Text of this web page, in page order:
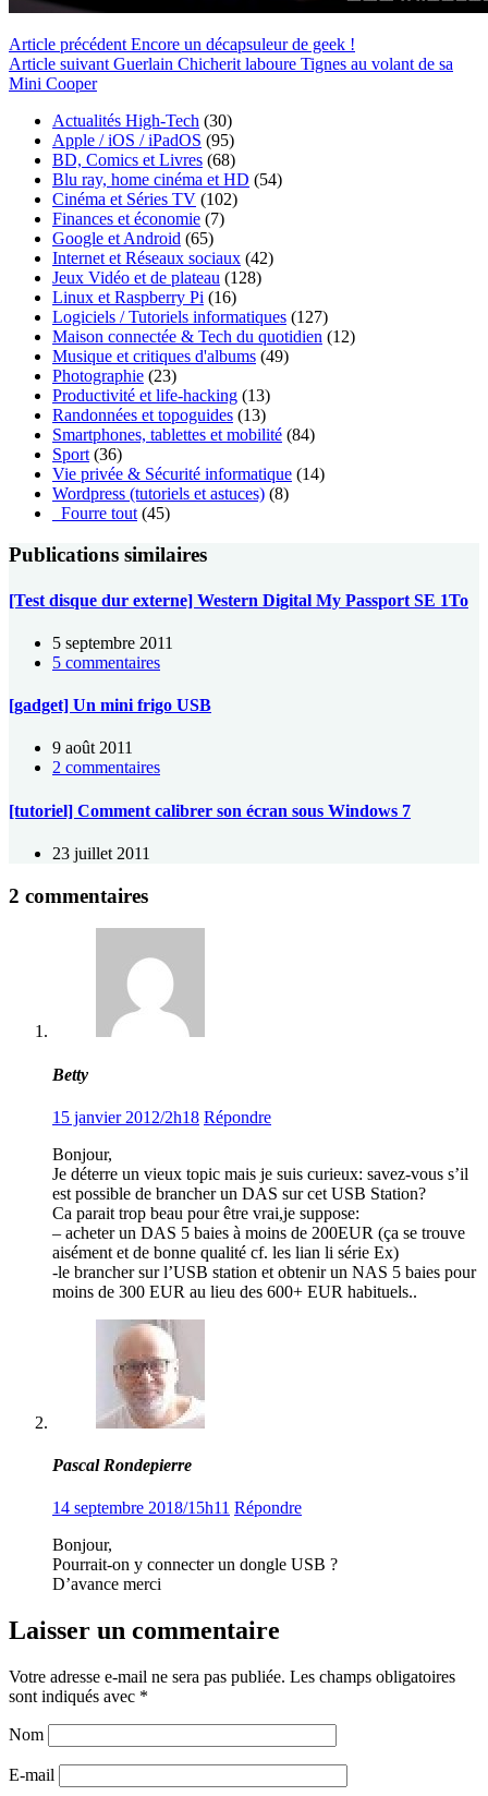
Article précédent Encore un décapsuleur de geek !
Article suivant Guerlain Chicherit laboure Tignes au volant de sa
Mini Cooper
Actualités High-Tech (30)
Apple / iOS / iPadOS (95)
BD, Comics et Livres (68)
Blu ray, home cinéma et HD (54)
Cinéma et Séries TV (102)
Finances et économie (7)
Google et Android (65)
Internet et Réseaux sociaux (42)
Jeux Vidéo et de plateau (128)
Linux et Raspberry Pi (16)
Logiciels / Tutoriels informatiques (127)
Maison connectée & Tech du quotidien (12)
Musique et critiques d'albums (49)
Photographie (23)
Productivité et life-hacking (13)
Randonnées et topoguides (13)
Smartphones, tablettes et mobilité (84)
Sport (36)
Vie privée & Sécurité informatique (14)
Wordpress (tutoriels et astuces) (8)
_Fourre tout (45)
Publications similaires
[Test disque dur externe] Western Digital My Passport SE 1To
5 septembre 2011
5 commentaires
[gadget] Un mini frigo USB
9 août 2011
2 commentaires
[tutoriel] Comment calibrer son écran sous Windows 7
23 juillet 2011
2 commentaires
Betty
15 janvier 2012/2h18 Répondre
Bonjour,
Je déterre un vieux topic mais je suis curieux: savez-vous s’il
est possible de brancher un DAS sur cet USB Station?
Ca parait trop beau pour être vrai,je suppose:
– acheter un DAS 5 baies à moins de 200EUR (ça se trouve
aisément et de bonne qualité cf. les lian li série Ex)
-le brancher sur l’USB station et obtenir un NAS 5 baies pour
moins de 300 EUR au lieu des 600+ EUR habituels..
Pascal Rondepierre
14 septembre 2018/15h11 Répondre
Bonjour,
Pourrait-on y connecter un dongle USB ?
D’avance merci
Laisser un commentaire
Votre adresse e-mail ne sera pas publiée. Les champs obligatoires
sont indiqués avec *
Nom
E-mail